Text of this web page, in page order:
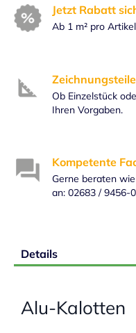
Jetzt Rabatt
Ab 1 m² pro
Ob Einzelstück
Ihren Vorgaben.
Kompetente
Gerne beraten
an: 02683 / 9456-0
Details
Alu-Kalotten